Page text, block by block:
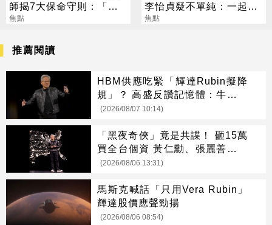
師揭7大保命守則：「這
類人」今明年要當心！
焦點
李怡貞疑不單純：一起洗
錢？
焦點
推薦閱讀
HBM供應吃緊「輝達Rubin擬降
規」？ 高盛反讚記憶體：牛市才
開始
(2026/08/07 10:14)
「黑夜奇俠」竟是共諜！ 砸15萬
買全台個資 黃仁勳、張麗善也受
害
(2026/08/06 13:31)
馬斯克喊話「只用Vera Rubin」
輝達股價應聲勁揚
(2026/08/06 08:54)